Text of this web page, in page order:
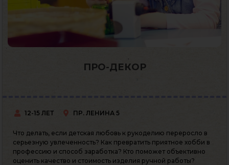
ПРО-ДЕКОР
12-15 ЛЕТ ПР. ЛЕНИНА 5
Что делать, если детская любовь к рукоделию переросло в
серьезную увлеченность? Как превратить приятное хобби в
профессию и способ заработка? Кто поможет объективно
оценить качество и стоимость изделия ручной работы?